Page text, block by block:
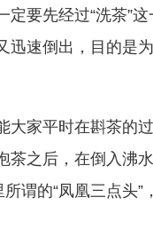
要先经过“洗茶”
迅速倒出，目的是
大家平时在斟茶的
茶之后，在倒入沸
谓的“凤凰三点头